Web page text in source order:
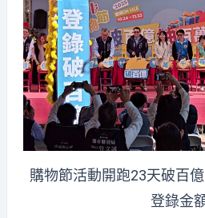
購物節活動開跑23天破百
登錄金